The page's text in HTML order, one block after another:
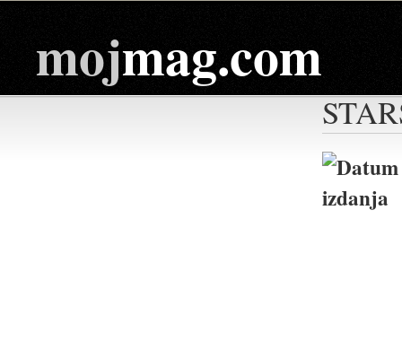
mojmag.com